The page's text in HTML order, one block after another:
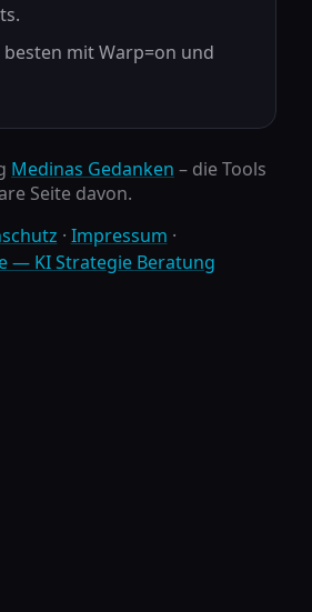
mit Warp=on und
Medinas Gedanken – die Tools
Seite davon.
· Impressum ·
— KI Strategie Beratung